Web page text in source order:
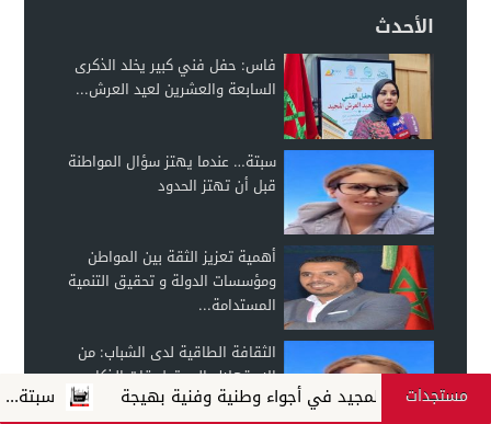
الأحدث
فاس: حفل فني كبير يخلد الذكرى
السابعة والعشرين لعيد العرش...
سبتة… عندما يهتز سؤال المواطنة
قبل أن تهتز الحدود
أهمية تعزيز الثقة بين المواطن
ومؤسسات الدولة و تحقيق التنمية
المستدامة...
الثقافة الطاقية لدى الشباب: من
الاستهلاك إلى تطبيقات الذكاء
الطاقي النسقي
مستجداتفي أجواء وطنية وفنية بهيجة سبتة... عندما يهتز